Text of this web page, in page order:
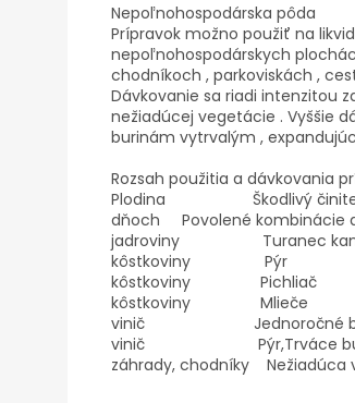
Nepoľnohospodárska pôda
Prípravok možno použiť na
nepoľnohospodárskych
chodníkoch , parkoviskách ,
Dávkovanie sa riadi intenzitou
nežiadúcej vegetácie . Vyššie
burinám vytrvalým ,
Rozsah použitia a dávkovania
Plodina Škodlivý činiteľ
dňoch Povolené kombinácie
jadroviny
kôstkoviny
kôstkoviny
kôstkoviny
vinič
vinič
záhrady, chodníky